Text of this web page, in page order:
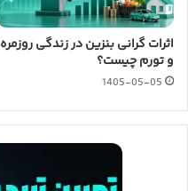
اثرات گرانی بنزین در زندگی روزمره
و تورم چیست؟
1405-05-05